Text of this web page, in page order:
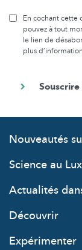
En cochant cette
pouvez à tout
le lien de
plus
Nouveautés
Science au
Actualités
Découvrir
Expérimenter